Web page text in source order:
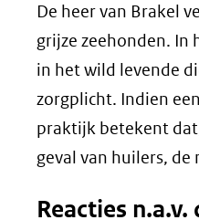
De heer van Brakel
grijze zeehonden.
in het wild levende
zorgplicht. Indien
praktijk betekent
geval van huilers,
Reacties